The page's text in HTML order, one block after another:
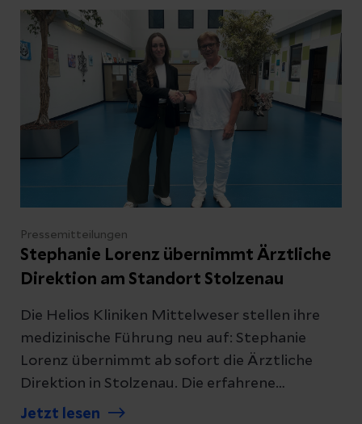
mit den lokalen Geburtshelferinnen eine
digitale Abkürzung gebaut – auch über den
Landkreis Nienburg hinaus. Per QR-Code auf
den Flyern geht es direkt zu einer
dynamischen Online-Liste, die sich ständig
aktualisiert und die Suche mit wenigen Klicks
deutlich erleichtert.
Pressemitteilungen
Stephanie Lorenz übernimmt Ärztliche
Direktion am Standort Stolzenau
Die Helios Kliniken Mittelweser stellen ihre
medizinische Führung neu auf: Stephanie
Lorenz übernimmt ab sofort die Ärztliche
Direktion in Stolzenau. Die erfahrene
Geriaterin wird die medizinische Entwicklung
Jetzt lesen